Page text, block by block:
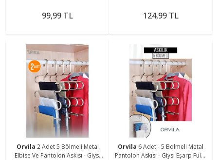
99,99 TL 124,99 TL
Orvila 2 Adet 5 Bölmeli Metal
Elbise Ve Pantolon Askısı - Giysi
Orvila 6 Adet - 5 Bölmeli Metal
Pantolon Askısı - Giysi Eşarp Fular